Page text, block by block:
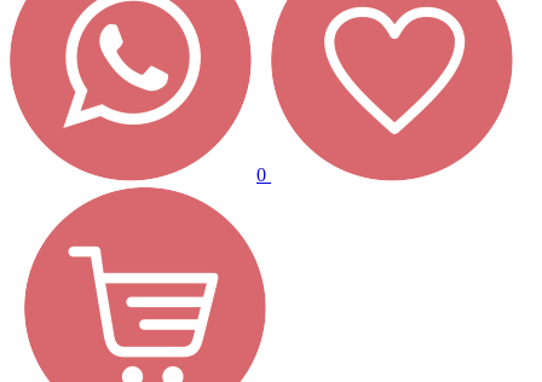
0